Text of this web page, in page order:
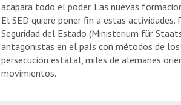
acapara todo el poder. Las nuevas
El SED quiere poner fin a estas
Seguridad del Estado (Ministerium für
antagonistas en el país con métodos de
persecución estatal, miles de alemanes
movimientos.